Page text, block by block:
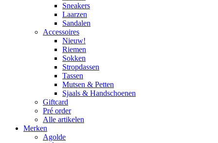
Sneakers
Laarzen
Sandalen
Accessoires
Nieuw!
Riemen
Sokken
Stropdassen
Tassen
Mutsen & Petten
Sjaals & Handschoenen
Giftcard
Pré order
Alle artikelen
Merken
Agolde